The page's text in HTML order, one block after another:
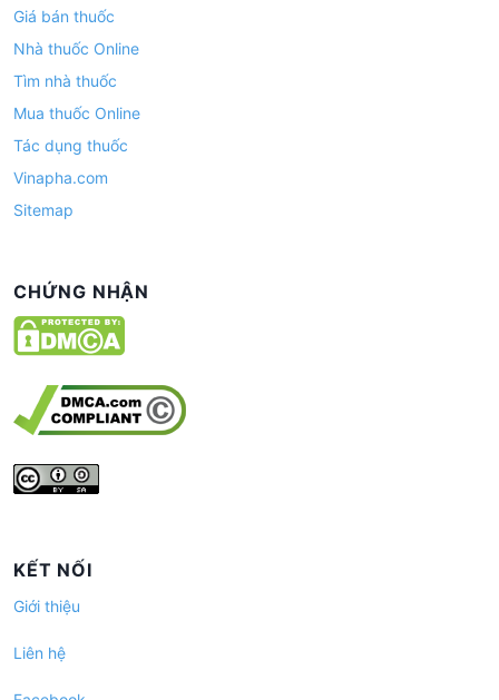
Giá bán thuốc
Nhà thuốc Online
Tìm nhà thuốc
Mua thuốc Online
Tác dụng thuốc
Vinapha.com
Sitemap
CHỨNG NHẬN
KẾT NỐI
Giới thiệu
Liên hệ